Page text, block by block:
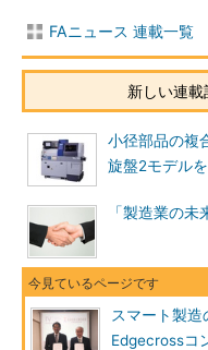
FAニュース 連載一覧
新しい連
小径部品の複
旋盤2モデル
「製造業の
スマート製造
Edgecrossコ